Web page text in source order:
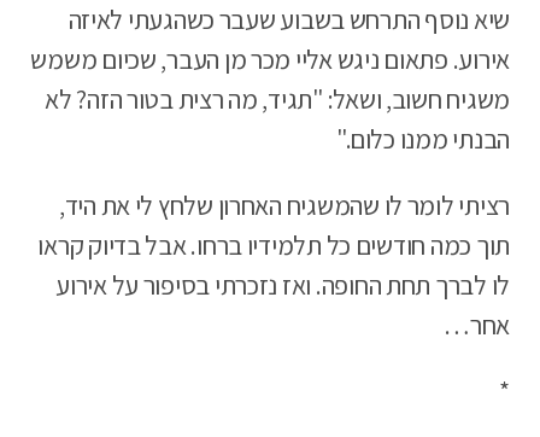
שיא נוסף התרחש בשבוע שעבר כשהגעתי לאיזה
אירוע. פתאום ניגש אליי מכר מן העבר, שכיום משמש
משגיח חשוב, ושאל: "תגיד, מה רצית בטור הזה? לא
הבנתי ממנו כלום."
רציתי לומר לו שהמשגיח האחרון שלחץ לי את היד,
תוך כמה חודשים כל תלמידיו ברחו. אבל בדיוק קראו
לו לברך תחת החופה. ואז נזכרתי בסיפור על אירוע
אחר…
*